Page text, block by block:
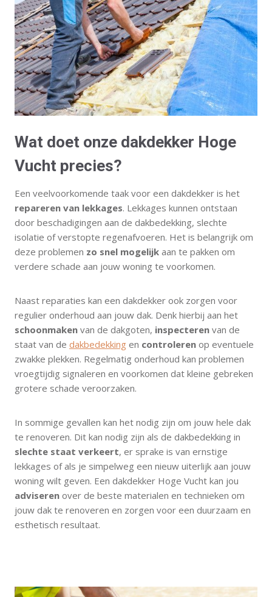
Wat doet onze dakdekker Hoge
Vucht precies?
Een veelvoorkomende taak voor een dakdekker is het
repareren van lekkages. Lekkages kunnen ontstaan
door beschadigingen aan de dakbedekking, slechte
isolatie of verstopte regenafvoeren. Het is belangrijk om
deze problemen zo snel mogelijk aan te pakken om
verdere schade aan jouw woning te voorkomen.
Naast reparaties kan een dakdekker ook zorgen voor
regulier onderhoud aan jouw dak. Denk hierbij aan het
schoonmaken van de dakgoten, inspecteren van de
staat van de dakbedekking en controleren op eventuele
zwakke plekken. Regelmatig onderhoud kan problemen
vroegtijdig signaleren en voorkomen dat kleine gebreken
grotere schade veroorzaken.
In sommige gevallen kan het nodig zijn om jouw hele dak
te renoveren. Dit kan nodig zijn als de dakbedekking in
slechte staat verkeert, er sprake is van ernstige
lekkages of als je simpelweg een nieuw uiterlijk aan jouw
woning wilt geven. Een dakdekker Hoge Vucht kan jou
adviseren over de beste materialen en technieken om
jouw dak te renoveren en zorgen voor een duurzaam en
esthetisch resultaat.